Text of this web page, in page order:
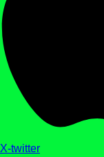
X-twitter